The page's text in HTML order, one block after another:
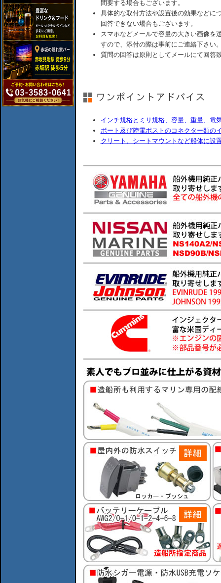
間要する場合もございます。
具体的な取付方法や設置後の効果などに
回答できない場合もございます。
スマホなどメールで容量の大きい画像を
すので、添付の際は事前にご連絡下さい
質問の回答は原則としてメールにて回答
インチ規格とミリ規格、容量、重量、電
ボート及び陸電ポストのコネクター類の
クリート、シートマウントなど船体に設